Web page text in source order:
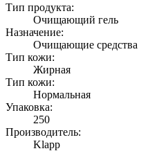
Тип продукта:
Очищающий гель
Назначение:
Очищающие средства
Тип кожи:
Жирная
Тип кожи:
Нормальная
Упаковка:
250
Производитель:
Klapp